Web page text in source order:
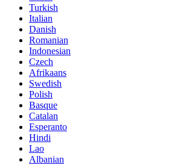
Turkish
Italian
Danish
Romanian
Indonesian
Czech
Afrikaans
Swedish
Polish
Basque
Catalan
Esperanto
Hindi
Lao
Albanian